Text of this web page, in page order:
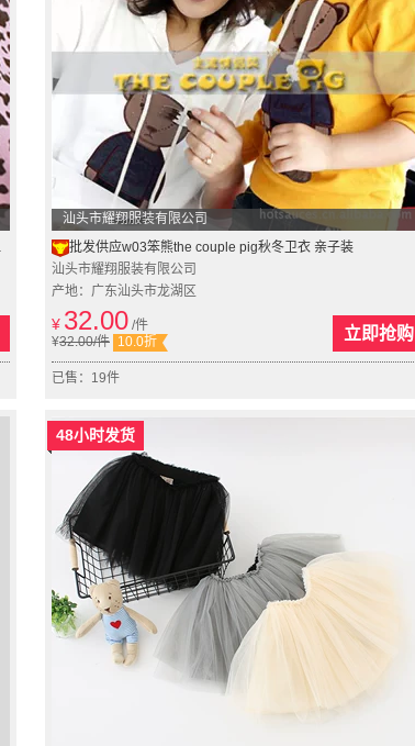
汕头市耀翔服装有限公司
批发供应w03笨熊the couple pig秋冬卫衣 亲子装
汕头市耀翔服装有限公司
产地：广东汕头市龙湖区
¥ 32.00 /件
¥32.00/件 10.0折 立即抢购
已售：19件
48小时发货